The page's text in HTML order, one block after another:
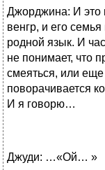
Джорджина: И это
венгр, и его
родной язык. И
не понимает, что
смеяться, или
поворачивается
И я говорю…
Джуди: …«Ой… »